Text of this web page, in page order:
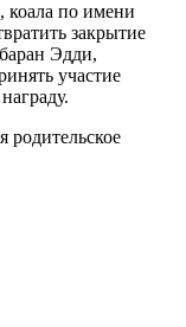
коала по имени
закрытие
Эдди,
участие
родительское